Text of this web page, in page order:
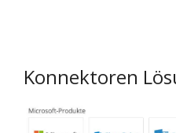
Konnektoren